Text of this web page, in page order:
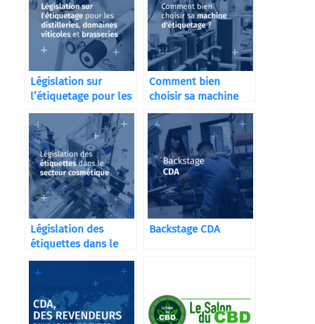
Législation sur
l’étiquetage pour les
distilleries
Comment bien
choisir sa machine
d’étiquetage ?
Législation des
étiquettes dans le
secteur cosmétique
Backstage CDA